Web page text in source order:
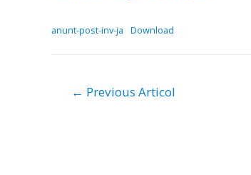
anunt-post-inv-ja Download
Navigare
← Previous Articol